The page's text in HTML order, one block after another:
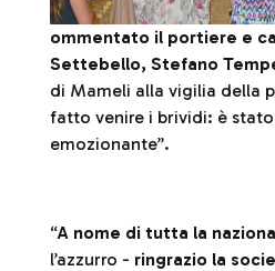
ommentato il portiere e
Settebello, Stefano
di Mameli alla vigilia della
fatto venire i brividi: è
emozionante”.
“A nome di tutta la
l’azzurro - ringrazio la